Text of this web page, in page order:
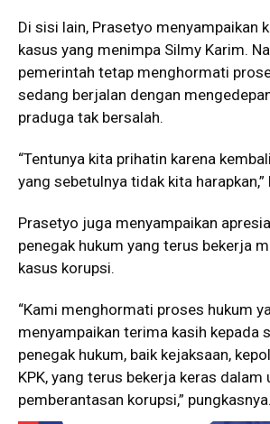
Di sisi lain, Prasetyo menyampaikan
kasus yang menimpa Silmy Karim.
pemerintah tetap menghormati
sedang berjalan dengan
praduga tak bersalah.
“Tentunya kita prihatin karena
yang sebetulnya tidak kita harapkan,”
Prasetyo juga menyampaikan
penegak hukum yang terus bekerja
kasus korupsi.
“Kami menghormati proses hukum
menyampaikan terima kasih kepada
penegak hukum, baik kejaksaan,
KPK, yang terus bekerja keras dalam
pemberantasan korupsi,” pungkasnya.